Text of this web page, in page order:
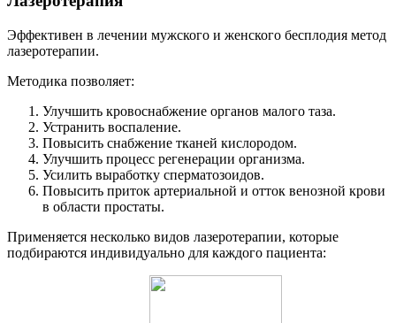
Эффективен в лечении мужского и женского бесплодия метод
лазеротерапии.
Методика позволяет:
Улучшить кровоснабжение органов малого таза.
Устранить воспаление.
Повысить снабжение тканей кислородом.
Улучшить процесс регенерации организма.
Усилить выработку сперматозоидов.
Повысить приток артериальной и отток венозной крови
в области простаты.
Применяется несколько видов лазеротерапии, которые
подбираются индивидуально для каждого пациента: